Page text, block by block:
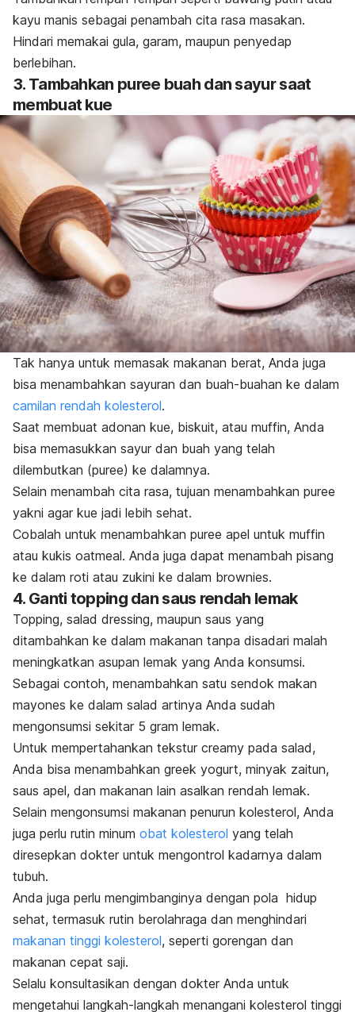
kayu manis sebagai penambah cita rasa masakan.
Hindari memakai gula, garam, maupun penyedap
berlebihan.
3. Tambahkan puree buah dan sayur saat
membuat kue
Tak hanya untuk memasak makanan berat, Anda juga
bisa menambahkan sayuran dan buah-buahan ke dalam
camilan rendah kolesterol.
Saat membuat adonan kue, biskuit, atau muffin, Anda
bisa memasukkan sayur dan buah yang telah
dilembutkan (puree) ke dalamnya.
Selain menambah cita rasa, tujuan menambahkan puree
yakni agar kue jadi lebih sehat.
Cobalah untuk menambahkan puree apel untuk muffin
atau kukis oatmeal. Anda juga dapat menambah pisang
ke dalam roti atau zukini ke dalam brownies.
4. Ganti topping dan saus rendah lemak
Topping, salad dressing, maupun saus yang
ditambahkan ke dalam makanan tanpa disadari malah
meningkatkan asupan lemak yang Anda konsumsi.
Sebagai contoh, menambahkan satu sendok makan
mayones ke dalam salad artinya Anda sudah
mengonsumsi sekitar 5 gram lemak.
Untuk mempertahankan tekstur creamy pada salad,
Anda bisa menambahkan greek yogurt, minyak zaitun,
saus apel, dan makanan lain asalkan rendah lemak.
Selain mengonsumsi makanan penurun kolesterol, Anda
juga perlu rutin minum obat kolesterol yang telah
diresepkan dokter untuk mengontrol kadarnya dalam
tubuh.
Anda juga perlu mengimbanginya dengan pola hidup
sehat, termasuk rutin berolahraga dan menghindari
makanan tinggi kolesterol, seperti gorengan dan
makanan cepat saji.
Selalu konsultasikan dengan dokter Anda untuk
mengetahui langkah-langkah menangani kolesterol tinggi